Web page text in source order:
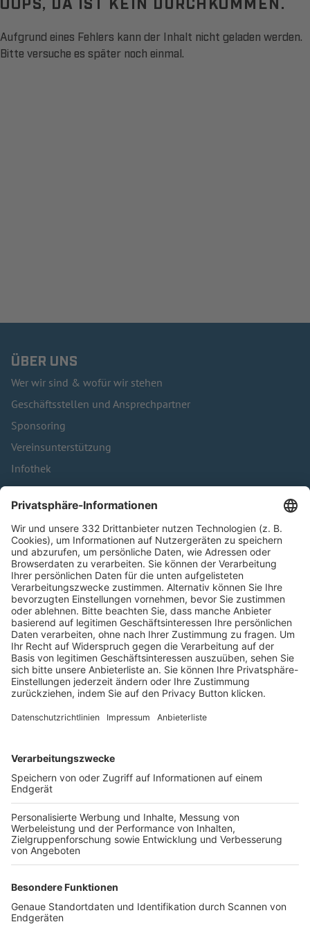
Aufgrund eines Fehlers kann der Inhalt nicht geladen werden.
Bitte versuche es später noch einmal.
ÜBER UNS
Wer wir sind & wofür wir stehen
Geschäftsstellen und Ansprechpartner
Sponsoring
Vereinsunterstützung
Infothek
Kontakt
HÄUFIG BESUCHTE SEITEN
Pässe und Vereinswechsel
Trainerausbildung
Schulungsangebot Vereinsmitarbeiter
BFV-Geschäftsstellen
Trainerbörse
Login SpielPlus
FOLGE DEM BFV
TOP-VEREINE
TOP-PARTNER